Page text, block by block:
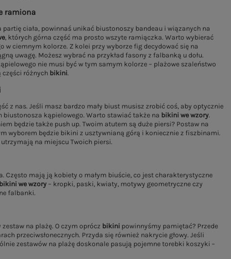
ramiona
ciała, powinnaś unikać biustonoszy bandeau i wiązanych na
, których górna część ma prosto wszyte ramiączka. Warto wybierać
w ciemnym kolorze. Z kolei przy wyborze fig decydować się na
uwagę. Możesz wybrać na przykład fasony z falbanką u dołu.
nie musi być w tym samym kolorze – plażowe szaleństwo
części różnych bikini.
z nas. Jeśli masz bardzo mały biust musisz zrobić coś, aby optycznie
kąpielowego. Warto stawiać także na bikini we wzory.
będzie także push up. Twoim atutem są duże piersi? Postaw na
wyborem będzie bikini z usztywnianą górą i koniecznie z fiszbinami.
na miejscu Twoich piersi.
Często mają ją kobiety o małym biuście, co jest charakterystyczne
bikini we wzory – kropki, paski, kwiaty, motywy geometryczne czy
falbanki.
na plażę. O czym oprócz bikini powinnyśmy pamiętać? Przede
przeciwsłonecznych. Przyda się również nakrycie głowy. Jeśli
zestawów na plażę doskonale pasują pojemne torebki koszyki –